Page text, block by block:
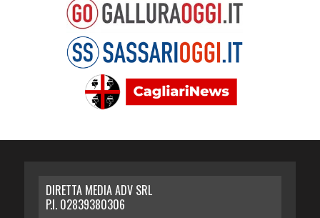
DIRETTA MEDIA ADV SRL
P.I. 02839380306